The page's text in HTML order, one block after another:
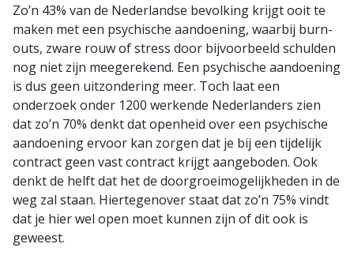
Zo’n 43% van de Nederlandse bevolking krijgt ooit te
maken met een psychische aandoening, waarbij burn-
outs, zware rouw of stress door bijvoorbeeld schulden
nog niet zijn meegerekend. Een psychische aandoening
is dus geen uitzondering meer. Toch laat een
onderzoek onder 1200 werkende Nederlanders zien
dat zo’n 70% denkt dat openheid over een psychische
aandoening ervoor kan zorgen dat je bij een tijdelijk
contract geen vast contract krijgt aangeboden. Ook
denkt de helft dat het de doorgroeimogelijkheden in de
weg zal staan. Hiertegenover staat dat zo’n 75% vindt
dat je hier wel open moet kunnen zijn of dit ook is
geweest.